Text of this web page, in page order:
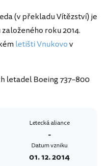
(v překladu Vítězství) je
roku 2014.
letišti Vnukovov
letadel Boeing 737–800
Letecká aliance
-
Datum vzniku
01. 12. 2014